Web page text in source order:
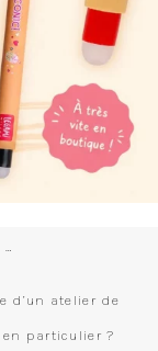
d’un atelier de
particulier ?